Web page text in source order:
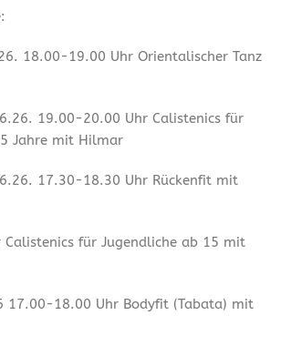
18.00-19.00 Uhr Orientalischer Tanz
19.00-20.00 Uhr Calistenics für
Jahre mit Hilmar
17.30-18.30 Uhr Rückenfit mit
für Jugendliche ab 15 mit
17.00-18.00 Uhr Bodyfit (Tabata) mit